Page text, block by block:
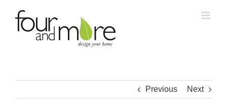
content
Previous Next